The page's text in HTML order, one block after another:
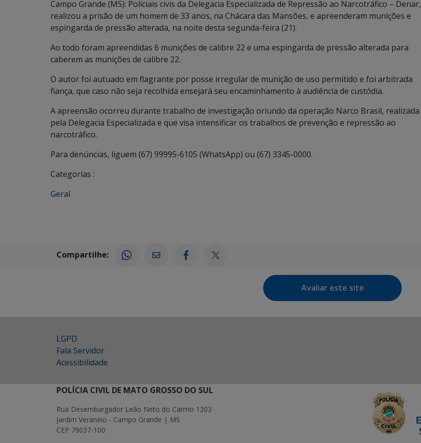
Campo Grande (MS): Policiais civis da Delegacia Especializada de Repressão ao Narcotráfico – Denar,
realizou a prisão de um homem de 33 anos, na Chácara das Mansões, e apreenderam munições e
espingarda de pressão alterada, na noite desta segunda-feira (21).
Ao todo foram apreendidas 6 munições de calibre 22 e uma espingarda de pressão alterada para
caberem as munições de calibre 22.
O autor foi autuado em flagrante por posse irregular de munição de uso permitido e foi arbitrada
fiança, que caso não seja recolhida ensejará seu encaminhamento à audiência de custódia.
A apreensão ocorreu durante trabalho de investigação oriundo da operação Narco Brasil, realizada
pela Delegacia Especializada e que visa intensificar os trabalhos de prevenção e repressão ao
narcotráfico.
Para denúncias, liguem (67) 99995-6105 (WhatsApp) ou (67) 3345-0000.
Categorias :
Geral
Compartilhe:
Avaliar este site
LGPD
Fala Servidor
Acessibilidade
POLÍCIA CIVIL DE MATO GROSSO DO SUL
Rua Desembargador Leão Neto do Carmo 1203
Jardim Veraneio - Campo Grande | MS
CEP 79037-100